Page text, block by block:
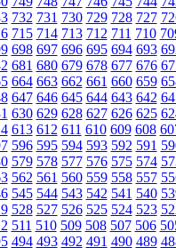
732 731 730 729 728 727
715 714 713 712 711 710
698 697 696 695 694 693
681 680 679 678 677 676
664 663 662 661 660 659
647 646 645 644 643 642
630 629 628 627 626 625
613 612 611 610 609 608
596 595 594 593 592 591
579 578 577 576 575 574
562 561 560 559 558 557
545 544 543 542 541 540
528 527 526 525 524 523
511 510 509 508 507 506
494 493 492 491 490 489